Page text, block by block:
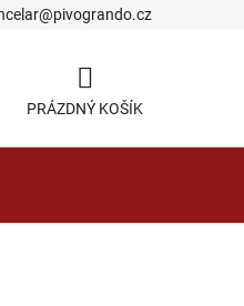
NÁKUPNÍ
PRÁZDNÝ KOŠÍK